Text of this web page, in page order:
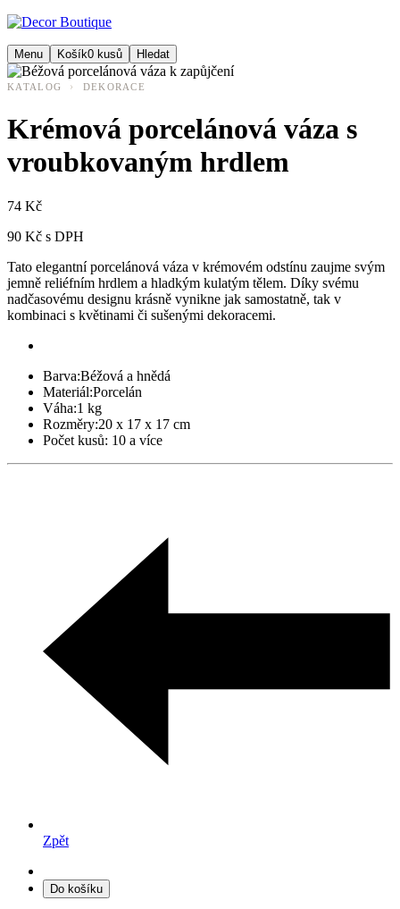
Menu Košík0 kusů Hledat
KATALOG › DEKORACE
Krémová porcelánová váza s
vroubkovaným hrdlem
74 Kč
90 Kč s DPH
Tato elegantní porcelánová váza v krémovém odstínu zaujme svým
jemně reliéfním hrdlem a hladkým kulatým tělem. Díky svému
nadčasovému designu krásně vynikne jak samostatně, tak v
kombinaci s květinami či sušenými dekoracemi.
Barva:Béžová a hnědá
Materiál:Porcelán
Váha:1 kg
Rozměry:20 x 17 x 17 cm
Počet kusů: 10 a více
Zpět
Do košíku